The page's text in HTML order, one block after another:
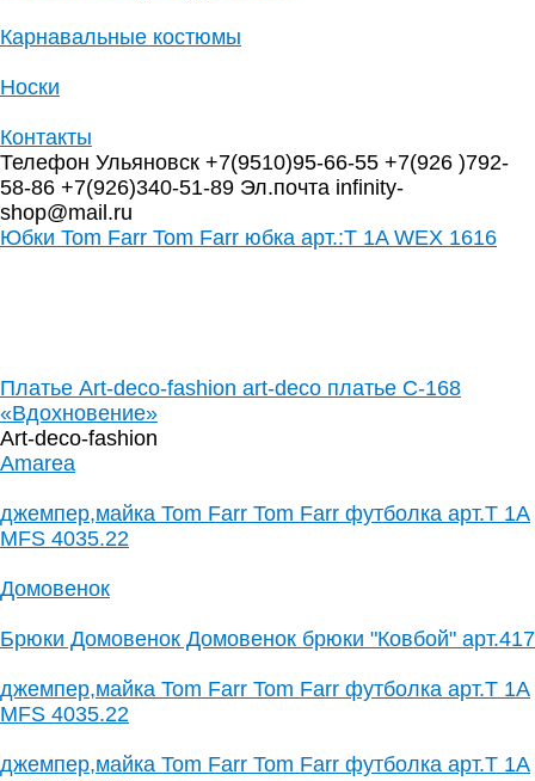
Карнавальные костюмы
Носки
Контакты
Телефон Ульяновск +7(9510)95-66-55 +7(926 )792-
58-86 +7(926)340-51-89 Эл.почта infinity-
shop@mail.ru
Юбки Tom Farr Tom Farr юбка арт.:T 1A WEX 1616
Платье Art-deco-fashion art-deco платье С-168
«Вдохновение»
Art-deco-fashion
Amarea
джемпер,майка Tom Farr Tom Farr футболка арт.T 1A
MFS 4035.22
Домовенок
Брюки Домовенок Домовенок брюки "Ковбой" арт.417
джемпер,майка Tom Farr Tom Farr футболка арт.T 1A
MFS 4035.22
джемпер,майка Tom Farr Tom Farr футболка арт.T 1A